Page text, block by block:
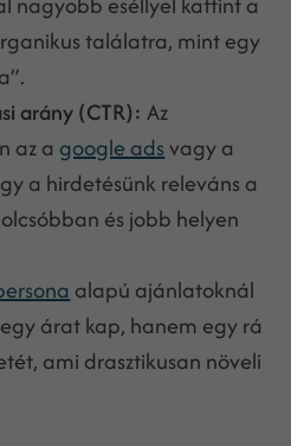
találatra, mint egy
arány (CTR): Az
az a google adsvagy a
a hirdetésünk releváns a
és jobb helyen
alapú ajánlatoknál
árat kap, hanem egy rá
ami drasztikusan növeli